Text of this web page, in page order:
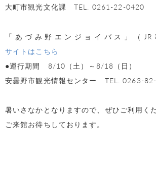
大町市観光文化課 TEL. 0261-22-0420
「あづみ野エンジョイバス」（
サイトはこちら
●運行期間 8/10（土）～8/18（日）
安曇野市観光情報センター TEL. 0263-
暑いさなかとなりますので、ぜひご利用く
ご来館お待ちしております。